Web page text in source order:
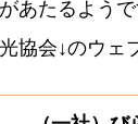
あたるよう
協会↓のウェ